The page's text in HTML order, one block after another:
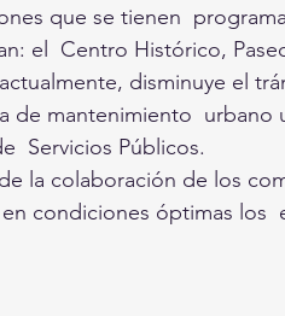
que se tienen
el  Centro Histórico,
disminuye el
de mantenimiento  urbano
Servicios Públicos.
la colaboración de los
condiciones óptimas los